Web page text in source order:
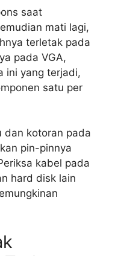
saat
mati lagi,
terletak pada
pada VGA,
ini yang terjadi,
satu per
dan kotoran pada
pin-pinnya
kabel pada
hard disk lain